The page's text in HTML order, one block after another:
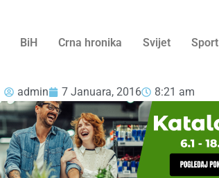
BiH Crna hronika Svijet Sport
admin 7 Januara, 2016 8:21 am